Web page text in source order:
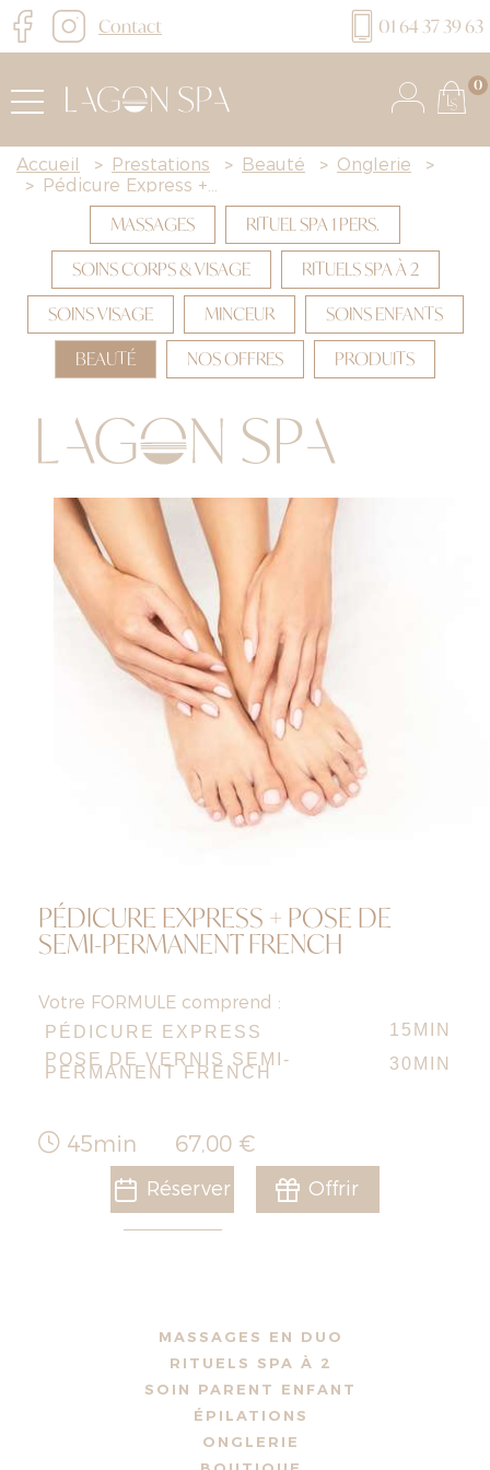
Contact 01 64 37 39 63
0
Accueil > Prestations > Beauté > Onglerie
>
> Pédicure Express +...
MASSAGES
RITUEL SPA 1 PERS.
SOINS CORPS & VISAGE
RITUELS SPA À 2
SOINS VISAGE
MINCEUR
SOINS ENFANTS
BEAUTÉ
NOS OFFRES PRODUITS
PÉDICURE EXPRESS + POSE DE
SEMI-PERMANENT FRENCH
Votre FORMULE comprend :
PÉDICURE EXPRESS
15MIN
POSE DE VERNIS SEMI-
PERMANENT FRENCH 30MIN
45min 67,00 €
Réserver Offrir
MASSAGES EN DUO
RITUELS SPA À 2
SOIN PARENT ENFANT
ÉPILATIONS
ONGLERIE